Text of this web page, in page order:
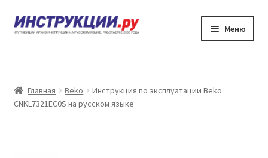
Перейти
к
Перейти
к
Меню
Каталог инструкций по эксплуатации
Главная Beko
Инструкция по эксплуатации Beko
CNKL7321EC0S на русском языке